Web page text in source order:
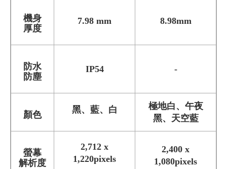
機身
厚度
7.98 mm 8.98mm
防水
防塵
IP54 -
顏色 黑、藍、白
極地白、午夜
黑、天空藍
螢幕
解析度
2,712 x
1,220pixels
2,400 x
1,080pixels